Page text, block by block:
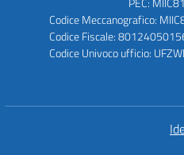
Codice Meccanografico:
Codice Fiscale:
Codice Univoco ufficio: